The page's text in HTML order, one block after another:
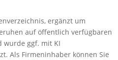
ergänzt um
auf öffentlich verfügbaren
wurde ggf. mit KI
Als Firmeninhaber können Sie